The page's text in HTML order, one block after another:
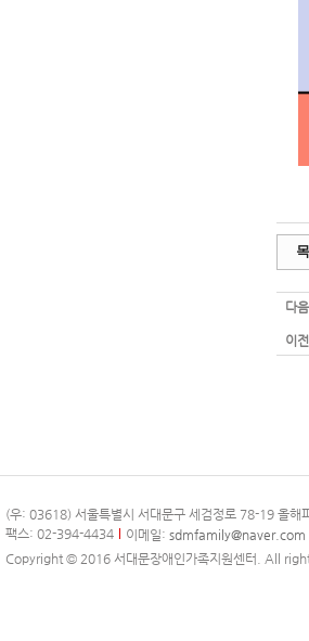
다
이
(우: 03618) 서울특별시 서대문구 세검정로 78-19 올해
팩스: 02-394-4434
이메일: sdmfamily@naver.com
Copyright © 2016 서대문장애인가족지원센터. All